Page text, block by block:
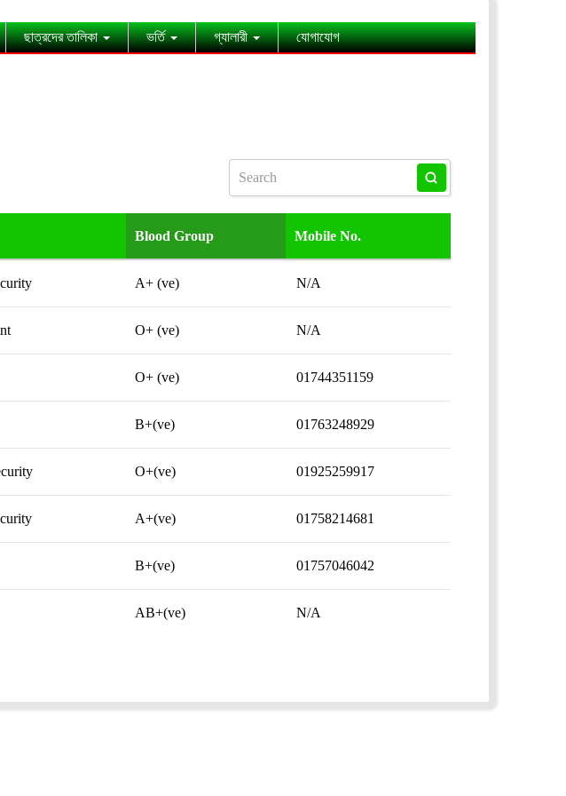
ছাত্রদের তালিকা ভর্তি গ্যালারী যোগাযোগ
Blood Group Mobile No.
A+ (ve) N/A
O+ (ve) N/A
O+ (ve) 01744351159
B+(ve) 01763248929
O+(ve) 01925259917
A+(ve) 01758214681
B+(ve) 01757046042
AB+(ve) N/A